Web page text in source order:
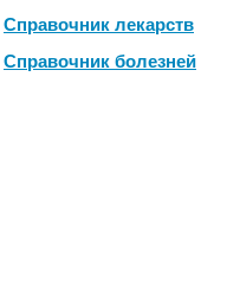
Справочник лекарств
Справочник болезней